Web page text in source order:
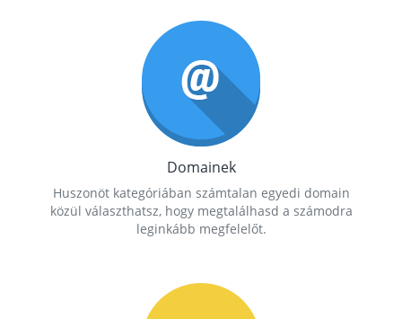
Domainek
Huszonöt kategóriában számtalan egyedi domain
közül választhatsz, hogy megtalálhasd a számodra
leginkább megfelelőt.